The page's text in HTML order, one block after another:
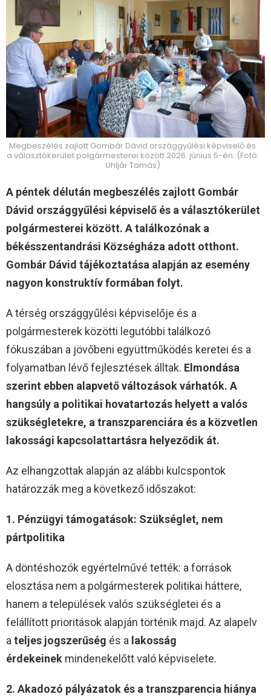
Megbeszélés zajlott Gombár Dávid országgyűlési képviselő és
a választókerület polgármesterei között 2026. június 5-én. (Fotó:
Uhljár Tamás)
A péntek délután megbeszélés zajlott Gombár
Dávid országgyűlési képviselő és a választókerület
polgármesterei között. A találkozónak a
békésszentandrási Községháza adott otthont.
Gombár Dávid tájékoztatása alapján az esemény
nagyon konstruktív formában folyt.
A térség országgyűlési képviselője és a
polgármesterek közötti legutóbbi találkozó
fókuszában a jövőbeni együttműködés keretei és a
folyamatban lévő fejlesztések álltak. Elmondása
szerint ebben alapvető változások várhatók. A
hangsúly a politikai hovatartozás helyett a valós
szükségletekre, a transzparenciára és a közvetlen
lakossági kapcsolattartásra helyeződik át.
Az elhangzottak alapján az alábbi kulcspontok
határozzák meg a következő időszakot:
1. Pénzügyi támogatások: Szükséglet, nem
pártpolitika
A döntéshozók egyértelművé tették: a források
elosztása nem a polgármesterek politikai háttere,
hanem a települések valós szükségletei és a
felállított prioritások alapján történik majd. Az alapelv
ateljes jogszerűség és a lakosság
érdekeinek mindenekelőtt való képviselete.
2. Akadozó pályázatok és a transzparencia hiánya